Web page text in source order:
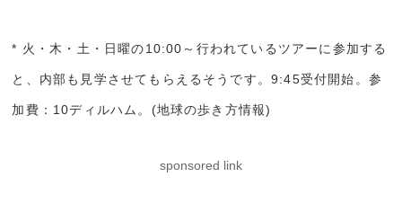
* 火・木・土・日曜の10:00～行われているツアーに参加する
と、内部も見学させてもらえるそうです。9:45受付開始。参
加費：10ディルハム。(地球の歩き方情報)
sponsored link